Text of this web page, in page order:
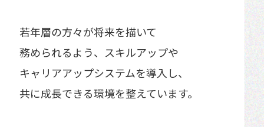
若年層の方々が将来を描いて
務められるよう、 スキルアップや
キャリアアップシステムを導入し、
共に成長できる環境を整えています。